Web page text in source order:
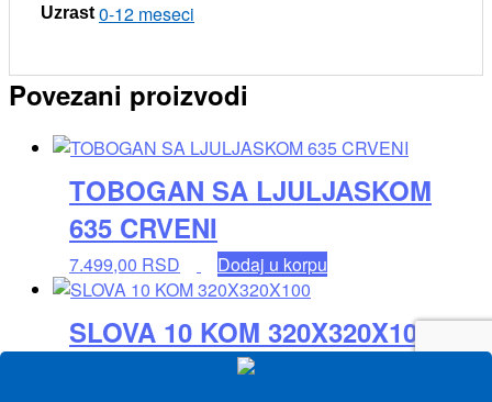
Uzrast 0-12 meseci
Povezani proizvodi
TOBOGAN SA LJULJASKOM
635 CRVENI
7.499,00 RSD Dodaj u korpu
SLOVA 10 KOM 320X320X100
Dodaj u korpu